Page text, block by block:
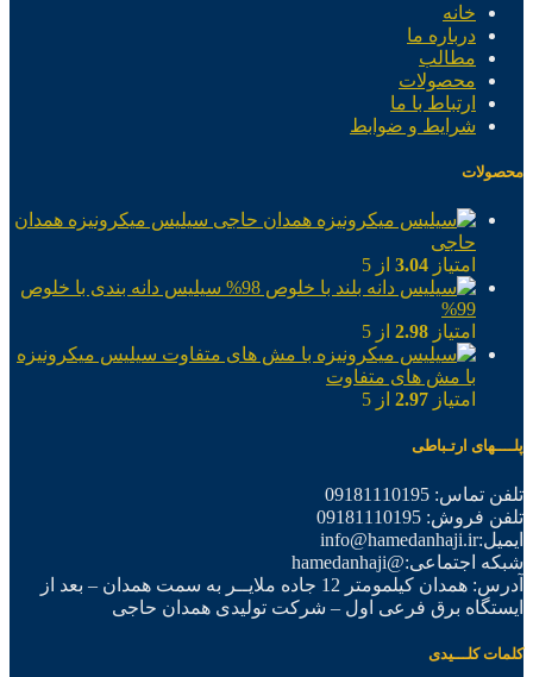
خانه
درباره ما
مطالب
محصولات
ارتباط با ما
شرایط و ضوابط
محصولات
سیلیس میکرونیزه همدان
حاجی
امتیاز 3.04 از 5
سیلیس دانه بندی با خلوص
99%
امتیاز 2.98 از 5
سیلیس میکرونیزه
با مش های متفاوت
امتیاز 2.97 از 5
پلــــهای ارتـباطی
تلفن تماس: 09181110195
تلفن فروش: 09181110195
ایمیل:info@hamedanhaji.ir
شبکه اجتماعی:@hamedanhaji
آدرس: همدان کیلمومتر 12 جاده ملایــر به سمت همدان – بعد از
ایستگاه برق فرعی اول – شرکت تولیدی همدان حاجی
کلمات کلـــیدی